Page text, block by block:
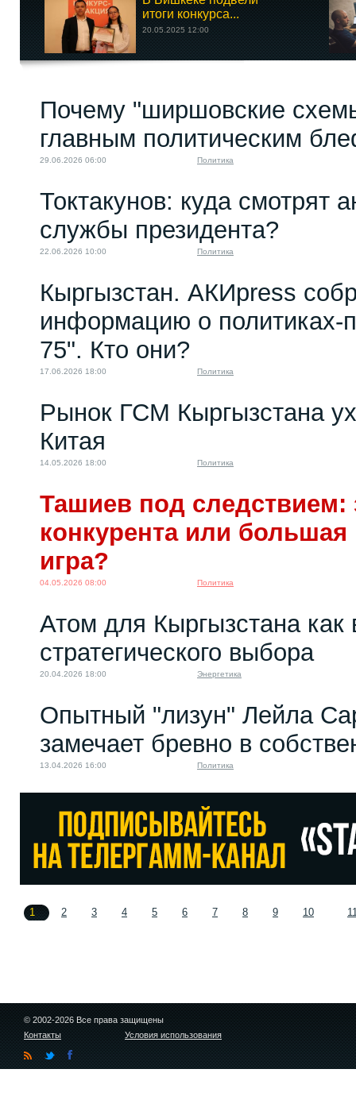
итоги конкурса...
20.05.2025 12:00
Почему "ширшовские
главным политическим
29.06.2026 06:00 Политика
Токтакунов: куда смотрят
службы президента?
22.06.2026 10:00 Политика
Кыргызстан. АКИpress
информацию о политиках-
75". Кто они?
17.06.2026 18:00 Политика
Рынок ГСМ Кыргызстана
Китая
14.05.2026 18:00 Политика
Ташиев под следствием:
конкурента или большая
игра?
04.05.2026 08:00 Политика
Атом для Кыргызстана как
стратегического выбора
20.04.2026 18:00 Энергетика
Опытный "лизун" Лейла
замечает бревно в
13.04.2026 16:00 Политика
1 2 3 4 5 6 7 8 9 10
© 2002-2026 Все права защищены
Контакты
Условия использования